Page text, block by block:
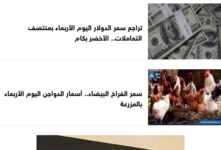
تراجع سعر الدولار اليوم الأربعاء بمنتصف
التعاملات.. الأخضر بكام
سعر الفراخ البيضاء.. أسعار الدواجن اليوم الأربعاء
بالمزرعة